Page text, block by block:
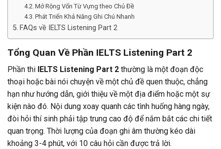
Mở Rộng Vốn Từ Vựng theo Chủ Đề
Phát Triển Khả Năng Ghi Chú Nhanh
FAQs về IELTS Listening Part 2
Tổng Quan Về Phần IELTS Listening Part 2
Phần thi IELTS Listening Part 2 thường là một đoạn độc
thoại hoặc bài nói chuyện về một chủ đề quen thuộc, chẳng
hạn như hướng dẫn, giới thiệu về một địa điểm hoặc một sự
kiện nào đó. Nội dung xoay quanh các tình huống hàng ngày,
đòi hỏi thí sinh phải tập trung cao độ để nắm bắt các chi tiết
quan trọng. Thời lượng của đoạn ghi âm thường kéo dài
khoảng 3-4 phút, với 10 câu hỏi cần được trả lời.